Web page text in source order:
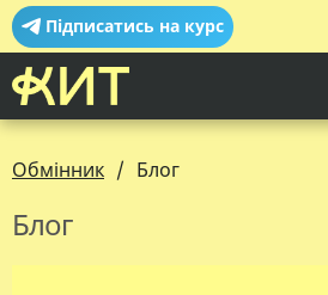
Підписатись на курс
Обмінник Блог
Блог